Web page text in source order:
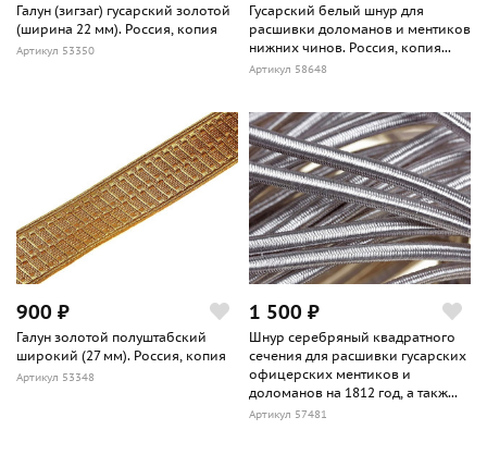
Галун (зигзаг) гусарский золотой
(ширина 22 мм). Россия, копия
Артикул 53350
Гусарский белый шнур для
расшивки доломанов и ментиков
нижних чинов. Россия, копия...
Артикул 58648
900 ₽
Галун золотой полуштабский
широкий (27 мм). Россия, копия
Артикул 53348
1 500 ₽
Шнур серебряный квадратного
сечения для расшивки гусарских
офицерских ментиков и
доломанов на 1812 год, а такж...
Артикул 57481